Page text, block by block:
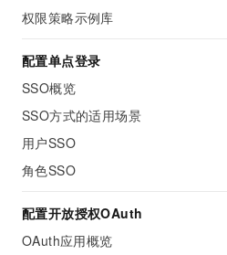
权限策略示例库
配置单点登录
SSO概览
SSO方式的适用场景
用户SSO
角色SSO
配置开放授权OAuth
OAuth应用概览